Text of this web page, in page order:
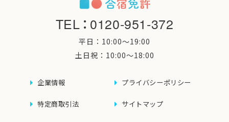
TEL：0120-951-372
平日：10:00〜19:00
土日祝：10:00〜18:00
企業情報 プライバシーポリシー
特定商取引法 サイトマップ